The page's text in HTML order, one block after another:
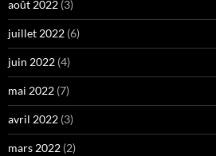
août 2022 (3)
juillet 2022 (6)
juin 2022 (4)
mai 2022 (7)
avril 2022 (3)
mars 2022 (2)